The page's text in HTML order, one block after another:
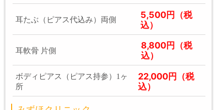
耳たぶ（ピアス代込み）両側
5,500円（税
込）
耳軟骨 片側
8,800円（税
込）
ボディピアス（ピアス持参）1ヶ
所
22,000円（税
込）